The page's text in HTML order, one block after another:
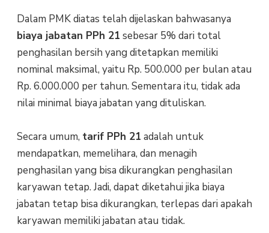
Dalam PMK diatas telah dijelaskan bahwasanya
biaya jabatan PPh 21 sebesar 5% dari total
penghasilan bersih yang ditetapkan memiliki
nominal maksimal, yaitu Rp. 500.000 per bulan atau
Rp. 6.000.000 per tahun. Sementara itu, tidak ada
nilai minimal biaya jabatan yang dituliskan.
Secara umum, tarif PPh 21 adalah untuk
mendapatkan, memelihara, dan menagih
penghasilan yang bisa dikurangkan penghasilan
karyawan tetap. Jadi, dapat diketahui jika biaya
jabatan tetap bisa dikurangkan, terlepas dari apakah
karyawan memiliki jabatan atau tidak.